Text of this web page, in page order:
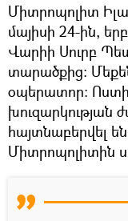
Միտրոպոլիտ
մայիսի 24-ին,
Վարիի Սուրբ
տարածքից:
օպերատոր:
հայտնաբերվել
Միտրոպոլիտին